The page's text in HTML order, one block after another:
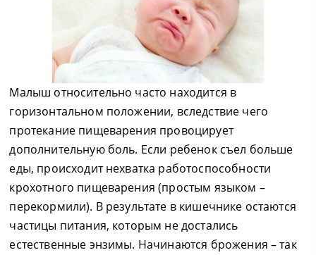
Малыш относительно часто находится в
горизонтальном положении, вследствие чего
протекание пищеварения провоцирует
дополнительную боль. Если ребенок съел больше
еды, происходит нехватка работоспособности
крохотного пищеварения (простым языком –
перекормили). В результате в кишечнике остаются
частицы питания, которым не достались
естественные энзимы. Начинаются брожения – так